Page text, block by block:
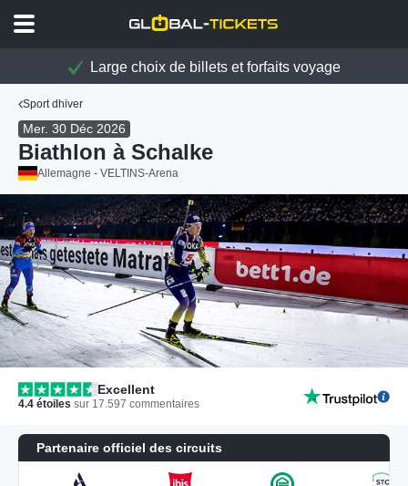
Large choix de billets et forfaits voyage
Sport dhiver
Mer. 30 Déc 2026
Biathlon à Schalke
Allemagne - VELTINS-Arena
Excellent
4.4 étoiles sur 17.597 commentaires
Partenaire officiel des circuits